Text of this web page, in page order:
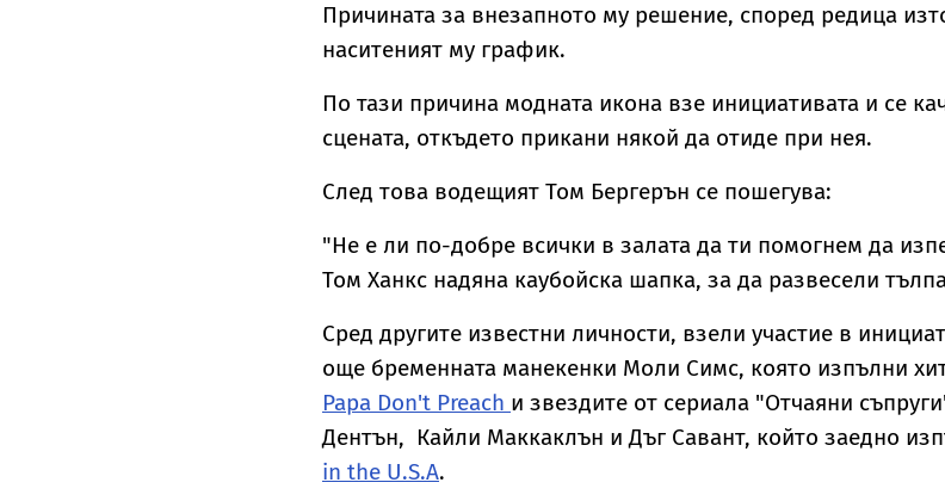
Причината за внезапното му решение, според редица
наситеният му график.
По тази причина модната икона взе инициативата и се
сцената, откъдето прикани някой да отиде при нея.
След това водещият Том Бергерън се пошегува:
"Не е ли по-добре всички в залата да ти помогнем да
Том Ханкс надяна каубойска шапка, за да развесели
Сред другите известни личности, взели участие в
още бременната манекенки Моли Симс, която изпълни
Papa Don't Preach и звездите от сериала "Отчаяни
Дентън, Кайли Маккаклън и Дъг Савант, който заедно
in the U.S.A.